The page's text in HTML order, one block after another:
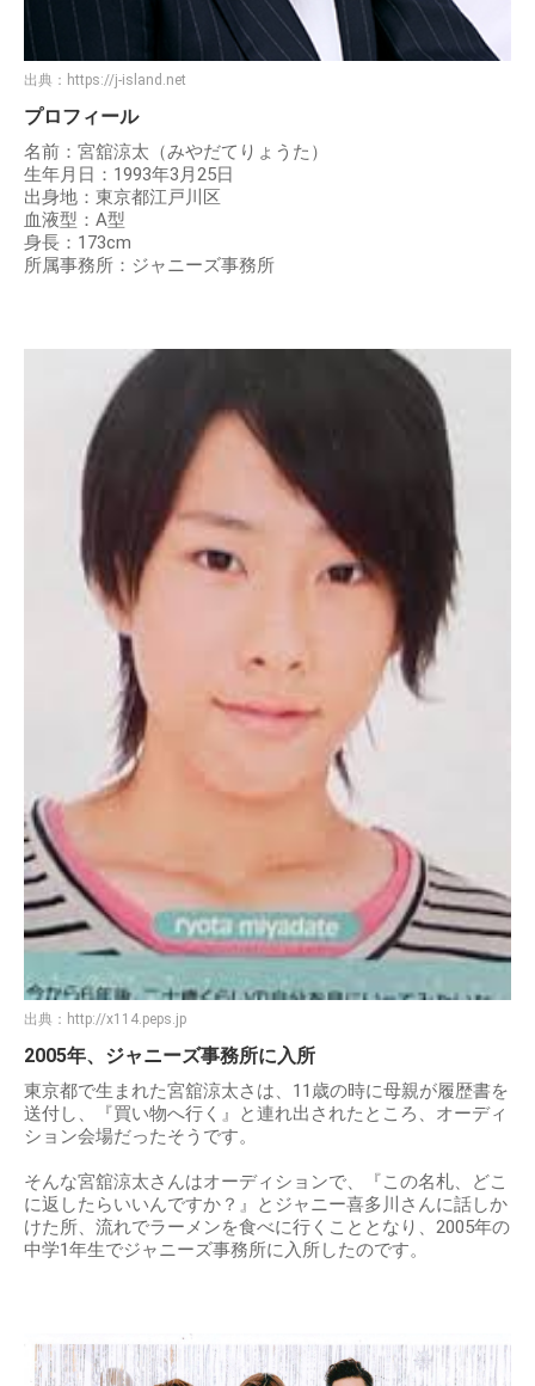
出典： https://j-island.net
プロフィール
名前：宮舘涼太（みやだてりょうた）
生年月日：1993年3月25日
出身地：東京都江戸川区
血液型：A型
身長：173cm
所属事務所：ジャニーズ事務所
出典： http://x114.peps.jp
2005年、ジャニーズ事務所に入所
東京都で生まれた宮舘涼太さは、11歳の時に母親が履歴書を
送付し、『買い物へ行く』と連れ出されたところ、オーディ
ション会場だったそうです。
そんな宮舘涼太さんはオーディションで、『この名札、どこ
に返したらいいんですか？』とジャニー喜多川さんに話しか
けた所、流れでラーメンを食べに行くこととなり、2005年の
中学1年生でジャニーズ事務所に入所したのです。